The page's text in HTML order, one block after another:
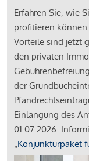
Erfahren Sie, wie
profitieren
Vorteile sind jetzt
den privaten
der
Einlangung des
01.07.2026.
„Konjunkturpaket